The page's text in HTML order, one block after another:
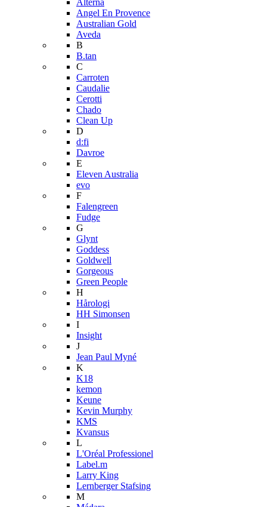
Alterna
Angel En Provence
Australian Gold
Aveda
B
B.tan
C
Carroten
Caudalie
Cerotti
Chado
Clean Up
D
d:fi
Davroe
E
Eleven Australia
evo
F
Falengreen
Fudge
G
Glynt
Goddess
Goldwell
Gorgeous
Green People
H
Hårologi
HH Simonsen
I
Insight
J
Jean Paul Myné
K
K18
kemon
Keune
Kevin Murphy
KMS
Kvansus
L
L'Oréal Professionel
Label.m
Larry King
Lernberger Stafsing
M